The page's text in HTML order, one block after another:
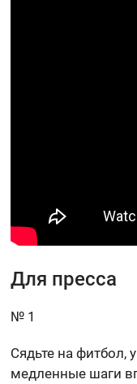
Для пресса
№ 1
Сядьте на фитбол,
медленные шаги